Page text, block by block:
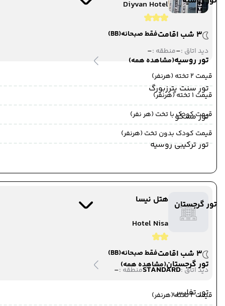
تور روسیه(مشاهده همه)
تور سنت پترزبورگ
تور مسکو
تور ترکیبی روسیه
تور گرجستان
تور گرجستان(مشاهده همه)
تور تفلیس
ترانسفر زمینی
مرز رازی
مرز رازی
22 تیر 1405
ساعت : 12:00
ترانسفر زمینی
به خوی ,خوی
مدت پرواز : 09:00
Diyvan Hotel
3 شب اقامت
فقط صبحانه(BB)
دید اتاق :-منطقه :-
قیمت 2 تخته (هرنفر)
قیمت 1 تخته (هرنفر)
قیمت کودک با تخت (هر نفر)
قیمت کودک بدون تخت (هرنفر)
هتل نیسا
Hotel Nisa
3 شب اقامت
فقط صبحانه(BB)
دید اتاق :STANDARDمنطقه :-
قیمت 2 تخته (هرنفر)